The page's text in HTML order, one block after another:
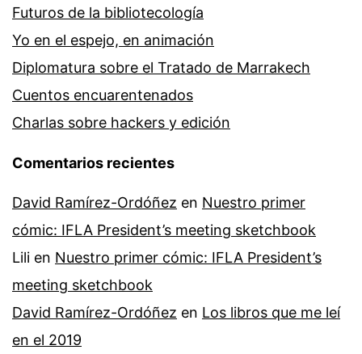
Futuros de la bibliotecología
Yo en el espejo, en animación
Diplomatura sobre el Tratado de Marrakech
Cuentos encuarentenados
Charlas sobre hackers y edición
Comentarios recientes
David Ramírez-Ordóñez en Nuestro primer
cómic: IFLA President’s meeting sketchbook
Lili en Nuestro primer cómic: IFLA President’s
meeting sketchbook
David Ramírez-Ordóñez en Los libros que me leí
en el 2019